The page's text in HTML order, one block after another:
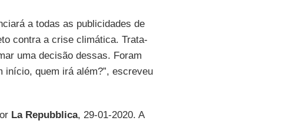
a todas as publicidades de
contra a crise climática. Trata-
uma decisão dessas. Foram
início, quem irá além?”, escreveu
La Repubblica, 29-01-2020. A